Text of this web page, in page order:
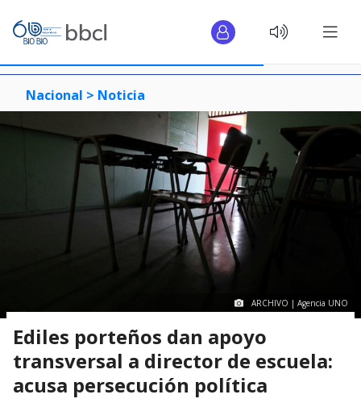
Nacional > Noticia
ARCHIVO | Agencia UNO
Ediles porteños dan apoyo
transversal a director de escuela:
acusa persecución política